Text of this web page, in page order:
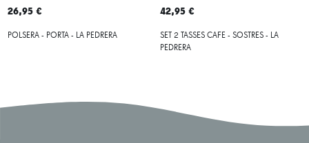
26,95 €
POLSERA - PORTA - LA PEDRERA
42,95 €
SET 2 TASSES CAFE - SOSTRES - LA
PEDRERA